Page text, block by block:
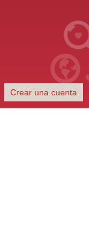
Crear una cuenta